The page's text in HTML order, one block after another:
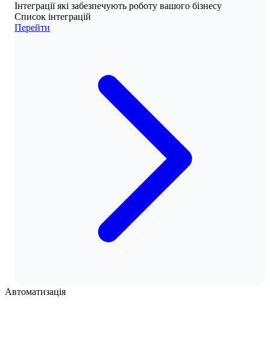
Інтеграції які забезпечують роботу вашого бізнесу
Список інтеграцій
Перейти
Автоматизація